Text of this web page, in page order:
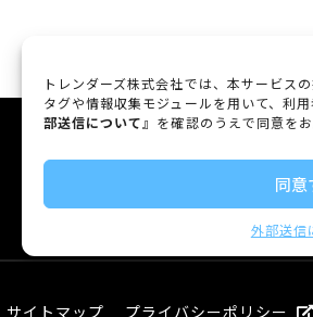
トレンダーズ株式会社では、本サービス
タグや情報収集モジュールを用いて、利
部送信について 』を確認のうえで同意をお
同意
外部送信
サイトマップ プライバシーポリシー